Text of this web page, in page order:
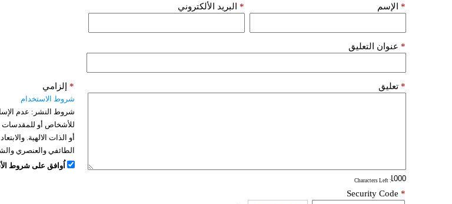
الإسم * البريد الألكتروني *
عنوان التعليق *
تعليق *
: Characters Left
إلزامي *
شروط الاستخدام
شروط النشر: عدم
للأشخاص أو للمقدسات
أو الذات الالهية.
الطائفي والعنصري
اُوافق على شروط
Security Code *